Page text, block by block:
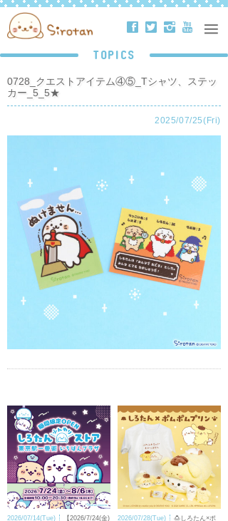
ä å ë ð
TOPICS
0728_クエストアイテム④⑤_Tシャツ、ステッ
カー_5_5★
2025/07/25(Fri)
2026/07/14(Tue)
【2026/7/24(金)
2026/07/28(Tue)
🍮しろたん×ポ